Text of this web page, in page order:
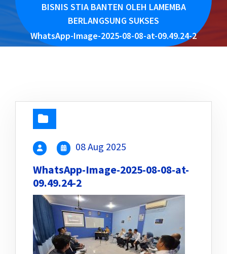
BISNIS STIA BANTEN OLEH LAMEMBA
BERLANGSUNG SUKSES
WhatsApp-Image-2025-08-08-at-09.49.24-2
08 Aug 2025
WhatsApp-Image-2025-08-08-at-
09.49.24-2